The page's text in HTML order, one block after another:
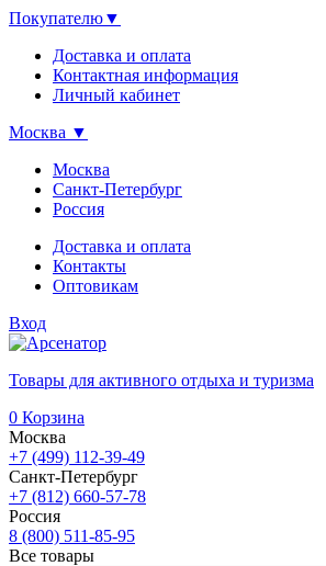
Покупателю▼
Доставка и оплата
Контактная информация
Личный кабинет
Москва ▼
Москва
Санкт-Петербург
Россия
Доставка и оплата
Контакты
Оптовикам
Вход
Товары для активного отдыха и туризма
0 Корзина
Москва
+7 (499) 112-39-49
Санкт-Петербург
+7 (812) 660-57-78
Россия
8 (800) 511-85-95
Все товары